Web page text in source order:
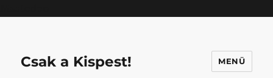
Csak a Kispest! MENÜ